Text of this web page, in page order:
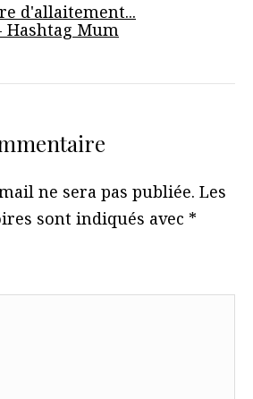
d'allaitement...
Hashtag Mum
ne sera pas publiée. Les
sont indiqués avec *